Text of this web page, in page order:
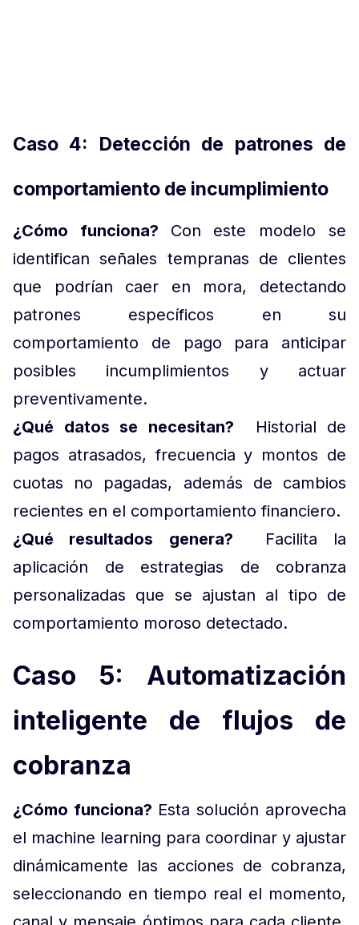
Caso 4: Detección de patrones de
comportamiento de incumplimiento
¿Cómo funciona? Con este modelo se
identifican señales tempranas de clientes
que podrían caer en mora, detectando
patrones específicos en su
comportamiento de pago para anticipar
posibles incumplimientos y actuar
preventivamente.
¿Qué datos se necesitan? Historial de
pagos atrasados, frecuencia y montos de
cuotas no pagadas, además de cambios
recientes en el comportamiento financiero.
¿Qué resultados genera?
Facilita la
aplicación de estrategias de cobranza
personalizadas que se ajustan al tipo de
comportamiento moroso detectado.
Caso 5: Automatización
inteligente de flujos de
cobranza
¿Cómo funciona? Esta solución aprovecha
el machine learning para coordinar y ajustar
dinámicamente las acciones de cobranza,
seleccionando en tiempo real el momento,